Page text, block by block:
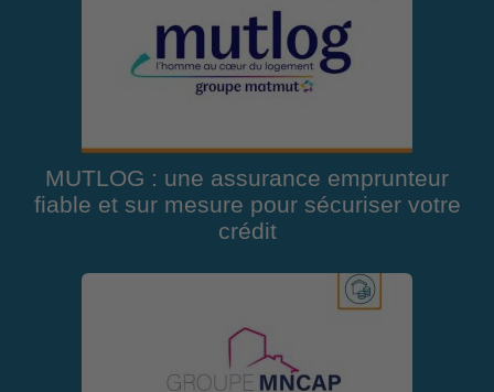
MUTLOG : une assurance emprunteur
fiable et sur mesure pour sécuriser votre
crédit